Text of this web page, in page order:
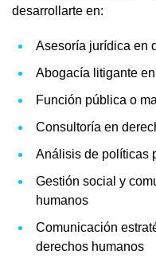
desarrollarte en:
Asesoría jurídica en
Abogacía litigante
Función pública o
Consultoría en
Análisis de políticas
Gestión social y
humanos
Comunicación
derechos humanos